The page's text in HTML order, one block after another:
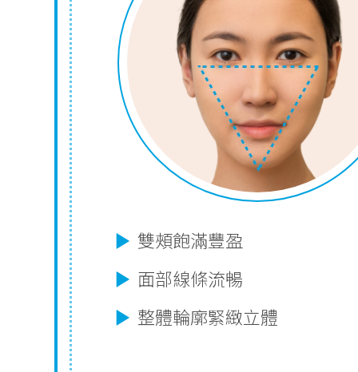
雙頰飽滿豐盈
面部線條流暢
整體輪廓緊緻立體